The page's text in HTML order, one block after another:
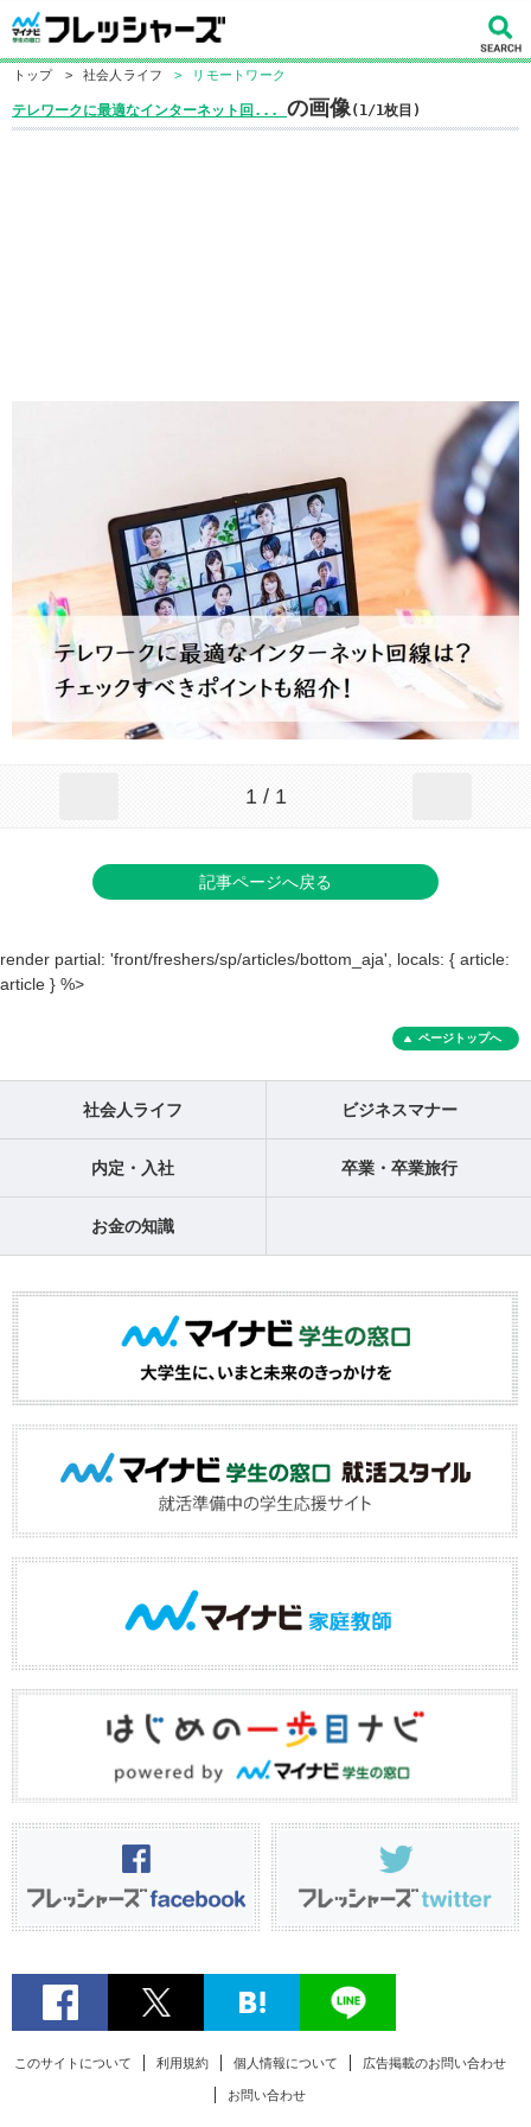
トップ > 社会人ライフ > リモートワーク
テレワークに最適なインターネット回... の画像(1/1枚目)
1 / 1
記事ページへ戻る
render partial: 'front/freshers/sp/articles/bottom_aja', locals: { article:
article } %>
ページトップへ
社会人ライフ ビジネスマナー
内定・入社 卒業・卒業旅行
お金の知識
このサイトについて 利用規約 個人情報について 広告掲載のお問い合わせ
お問い合わせ